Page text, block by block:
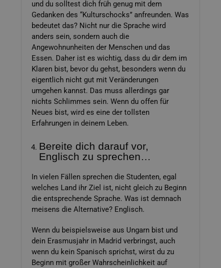
und du solltest dich früh genug mit dem
Gedanken des “Kulturschocks” anfreunden. Was
bedeutet das? Nicht nur die Sprache wird
anders sein, sondern auch die
Angewohnunheiten der Menschen und das
Essen. Daher ist es wichtig, dass du dir dem im
Klaren bist, bevor du gehst, besonders wenn du
eigentlich nicht gut mit Veränderungen
umgehen kannst. Das muss allerdings gar
nichts Schlimmes sein. Wenn du offen für
Neues bist, wird es eine der tollsten
Erfahrungen in deinem Leben.
Bereite dich darauf vor,
Englisch zu sprechen…
In vielen Fällen sprechen die Studenten, egal
welches Land ihr Ziel ist, nicht gleich zu Beginn
die entsprechende Sprache. Was ist demnach
meisens die Alternative? Englisch.
Wenn du beispielsweise aus Ungarn bist und
dein Erasmusjahr in Madrid verbringst, auch
wenn du kein Spanisch sprichst, wirst du zu
Beginn mit großer Wahrscheinlichkeit auf